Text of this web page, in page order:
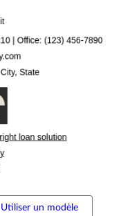
Utiliser un modèle